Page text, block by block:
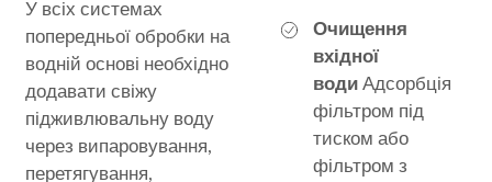
У всіх системах
попередньої обробки на
водній основі необхідно
додавати свіжу
підживлювальну воду
через випаровування,
перетягування,
Очищення
вхідної
водиАдсорбція
фільтром під
тиском або
фільтром з